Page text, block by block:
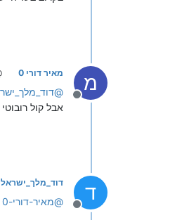
מ
מנותק
מאיר דורי 0
@
אבל קול
ד
מנותק
דוד_מלך_ישראל
@מאיר-דורי-0